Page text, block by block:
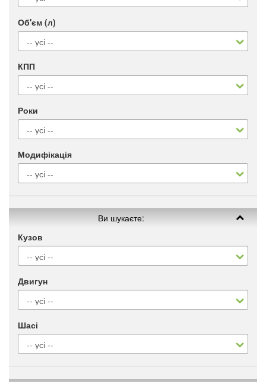
Об'єм (л)
КПП
Роки
Модифікація
Ви шукаєте:
Кузов
Двигун
Шасі